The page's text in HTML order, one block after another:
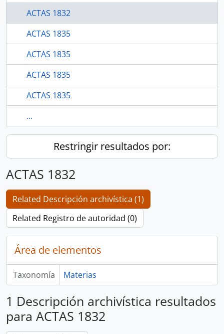
ACTAS 1832
ACTAS 1835
ACTAS 1835
ACTAS 1835
ACTAS 1835
...
Restringir resultados por:
ACTAS 1832
Related Descripción archivística (1)
Related Registro de autoridad (0)
Área de elementos
Taxonomía Materias
1 Descripción archivística resultados
para ACTAS 1832